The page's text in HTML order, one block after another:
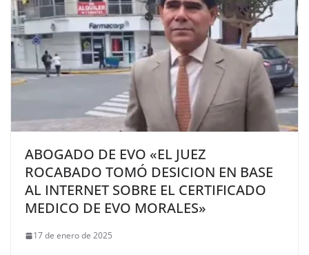
ABOGADO DE EVO «EL JUEZ
ROCABADO TOMÓ DESICION EN BASE
AL INTERNET SOBRE EL CERTIFICADO
MEDICO DE EVO MORALES»
17 de enero de 2025